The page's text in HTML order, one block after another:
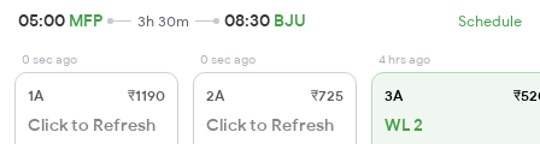
05:00 MFP 3h 30m 08:30 BJU Schedule
0 sec ago
1A ₹1190
Click to Refresh
0 sec ago
2A ₹725
Click to Refresh
4 hrs ago
3A
WL 2